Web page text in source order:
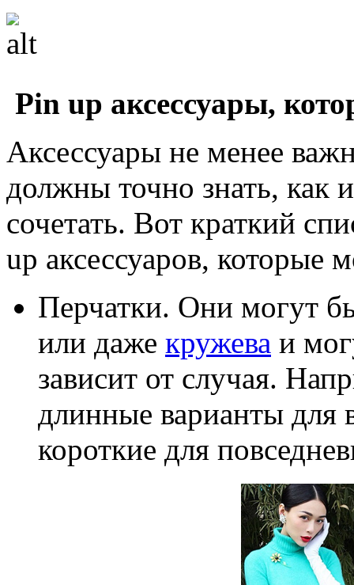
Pin up аксессуары,
Аксессуары не менее
должны точно знать, как
сочетать. Вот краткий
up аксессуаров, которые
Перчатки. Они могут
или даже кружева и
зависит от случая.
длинные варианты для
короткие для